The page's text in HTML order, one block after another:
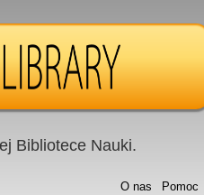
Bibliotece Nauki.
Pomoc
O nas